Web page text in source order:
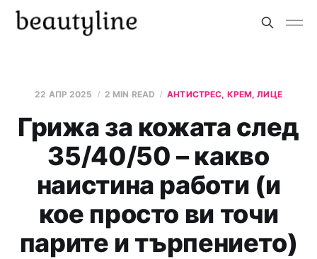
22 АПР 2025 2 MIN READ АНТИСТРЕС, КРЕМ, ЛИЦЕ
Грижа за кожата след
35/40/50 – какво
наистина работи (и
кое просто ви точи
парите и търпението)